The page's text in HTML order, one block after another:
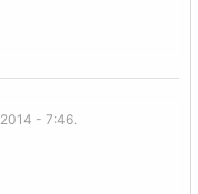
- 7:46.